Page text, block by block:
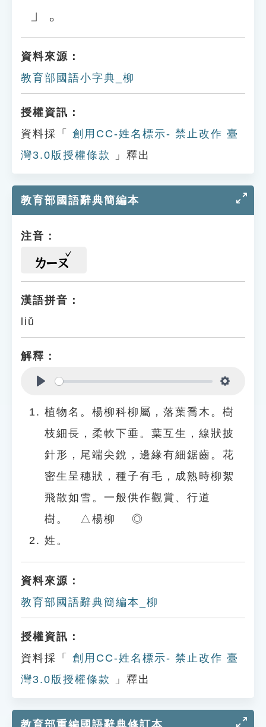
」。
資料來源：
教育部國語小字典_柳
授權資訊：
資料採「
創用CC-姓名標示- 禁止改作 臺
灣3.0版授權條款
」釋出
教育部國語辭典簡編本
注音：
ㄌㄧㄡ
漢語拼音：
liǔ
解釋：
植物名。楊柳科柳屬，落葉喬木。樹
枝細長，柔軟下垂。葉互生，線狀披
針形，尾端尖銳，邊緣有細鋸齒。花
密生呈穗狀，種子有毛，成熟時柳絮
飛散如雪。一般供作觀賞、行道
樹。 △楊柳 ◎
姓。
資料來源：
教育部國語辭典簡編本_柳
授權資訊：
資料採「
創用CC-姓名標示- 禁止改作 臺
灣3.0版授權條款
」釋出
教育部重編國語辭典修訂本